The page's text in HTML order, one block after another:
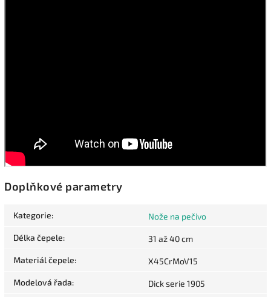
Doplňkové parametry
Kategorie: Nože na pečivo
Délka čepele: 31 až 40 cm
Materiál čepele: X45CrMoV15
Modelová řada: Dick serie 1905